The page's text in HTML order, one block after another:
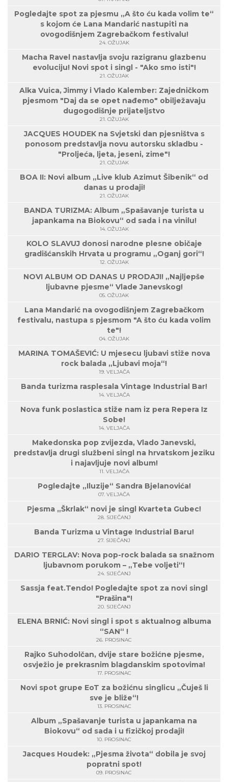
Pogledajte spot za pjesmu „A što ću kada volim te“
s kojom će Lana Mandarić nastupiti na
ovogodišnjem Zagrebačkom festivalu!
24. OŽUJAK
Macha Ravel nastavlja svoju razigranu glazbenu
evoluciju! Novi spot i singl - "Ako smo isti"!
21. OŽUJAK
Alka Vuica, Jimmy i Vlado Kalember: Zajedničkom
pjesmom "Daj da se opet nađemo" obilježavaju
dugogodišnje prijateljstvo
21. OŽUJAK
JACQUES HOUDEK na Svjetski dan pjesništva s
ponosom predstavlja novu autorsku skladbu -
"Proljeća, ljeta, jeseni, zime"!
21. OŽUJAK
BOA II: Novi album „Live klub Azimut Šibenik“ od
danas u prodaji!
21. OŽUJAK
BANDA TURIZMA: Album „Spašavanje turista u
japankama na Biokovu“ od sada i na vinilu!
14. OŽUJAK
KOLO SLAVUJ donosi narodne plesne običaje
gradišćanskih Hrvata u programu „Oganj gori“!
12. OŽUJAK
NOVI ALBUM OD DANAS U PRODAJI! „Najljepše
ljubavne pjesme“ Vlade Janevskog!
05. OŽUJAK
Lana Mandarić na ovogodišnjem Zagrebačkom
festivalu, nastupa s pjesmom "A što ću kada volim
te"!
04. OŽUJAK
MARINA TOMAŠEVIĆ: U mjesecu ljubavi stiže nova
rock balada „Ljubavi moja“!
19. VELJAČA
Banda turizma rasplesala Vintage Industrial Bar!
14. VELJAČA
Nova funk poslastica stiže nam iz pera Repera Iz
Sobe!
14. VELJAČA
Makedonska pop zvijezda, Vlado Janevski,
predstavlja drugi službeni singl na hrvatskom jeziku
i najavljuje novi album!
11. VELJAČA
Pogledajte „Iluzije“ Sandra Bjelanovića!
07. VELJAČA
Pjesma „Škrlak“ novi je singl Kvarteta Gubec!
28. SIJEČANJ
Banda Turizma u Vintage Industrial Baru!
27. SIJEČANJ
DARIO TERGLAV: Nova pop-rock balada sa snažnom
ljubavnom porukom – „Tebe voljeti“!
24. SIJEČANJ
Sassja feat.Tendo! Pogledajte spot za novi singl
"Prašina"!
20. SIJEČANJ
ELENA BRNIĆ: Novi singl i spot s aktualnog albuma
“SAN“ !
26. PROSINAC
Rajko Suhodolčan, dvije stare božićne pjesme,
osvježio je prekrasnim blagdanskim spotovima!
17. PROSINAC
Novi spot grupe EoT za božićnu singlicu „Čuješ li
sve je bliže“!
13. PROSINAC
Album „Spašavanje turista u japankama na
Biokovu“ od sada i u fizičkoj prodaji!
10. PROSINAC
Jacques Houdek: „Pjesma života“ dobila je svoj
popratni spot!
09. PROSINAC